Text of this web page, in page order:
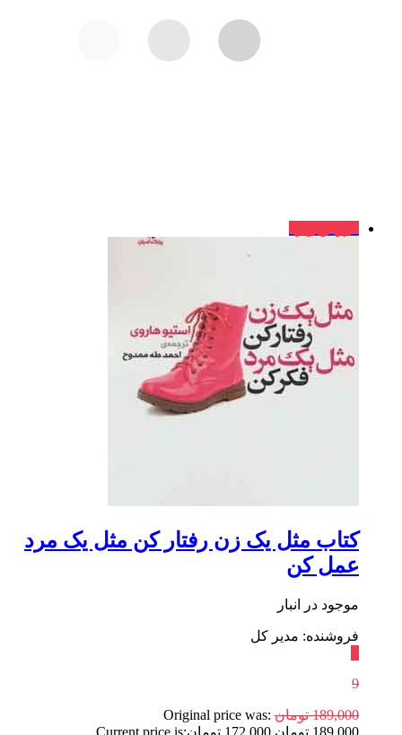
کتاب مثل یک زن رفتار کن مثل یک مرد
عمل کن
موجود در انبار
فروشنده: مدیر کل
9
189,000 تومان Original price was: